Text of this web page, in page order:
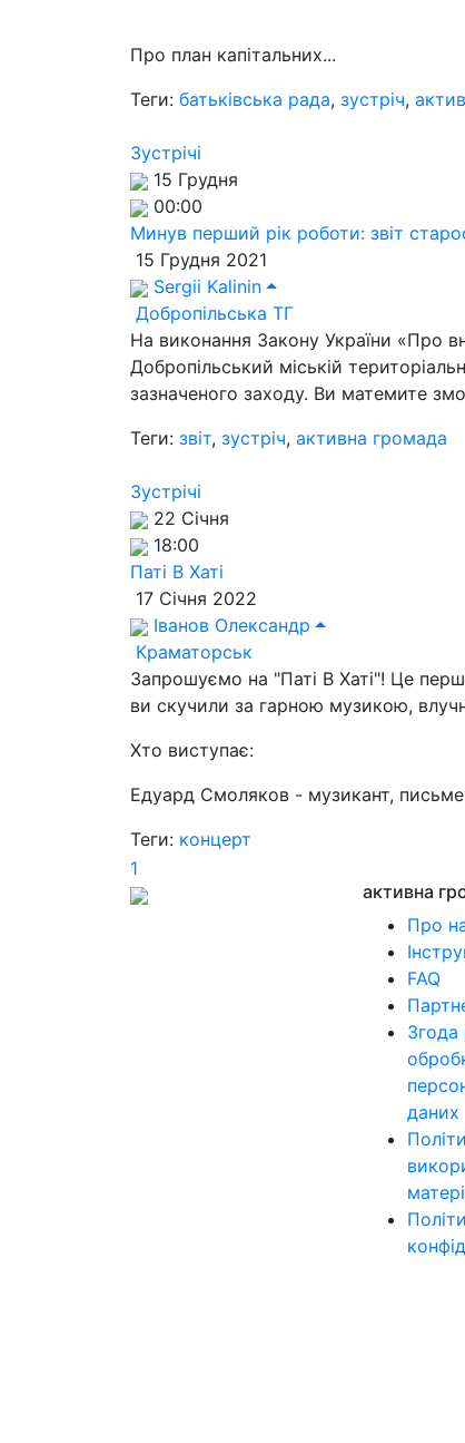
Про план капітальних...
Теги: батьківська рада, зустріч,
Зустрічі
15 Грудня
00:00
Минув перший рік роботи: звіт
15 Грудня 2021
Sergii Kalinin
Добропільська ТГ
На виконання Закону України «Про
Добропільський міській
зазначеного заходу. Ви матемите
Теги: звіт, зустріч, активна громада
Зустрічі
22 Січня
18:00
Паті В Хаті
17 Січня 2022
Іванов Олександр
Краматорськ
Запрошуємо на "Паті В Хаті"! Це
ви скучили за гарною музикою,
Хто виступає:
Едуард Смоляков - музикант,
Теги: концерт
1
активна
Про
FAQ
Згода
даних